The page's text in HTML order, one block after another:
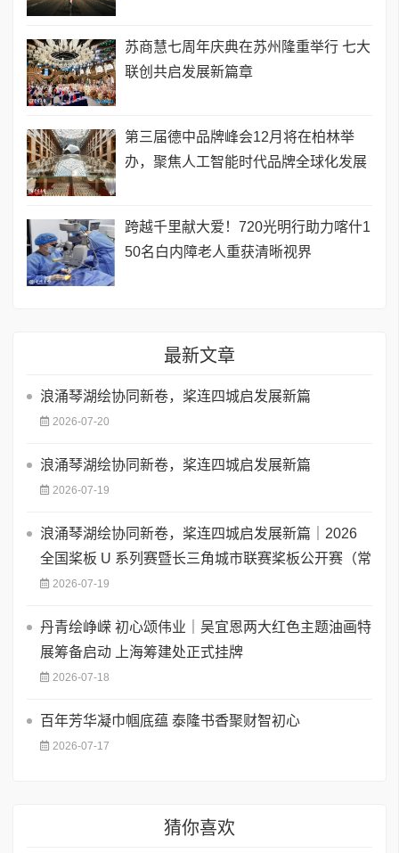
苏商慧七周年庆典在苏州隆重举行 七大
联创共启发展新篇章
第三届德中品牌峰会12月将在柏林举
办，聚焦人工智能时代品牌全球化发展
跨越千里献大爱！720光明行助力喀什1
50名白内障老人重获清晰视界
最新文章
浪涌琴湖绘协同新卷，桨连四城启发展新篇
2026-07-20
浪涌琴湖绘协同新卷，桨连四城启发展新篇
2026-07-19
浪涌琴湖绘协同新卷，桨连四城启发展新篇｜2026
全国桨板 U 系列赛暨长三角城市联赛桨板公开赛（常
2026-07-19
丹青绘峥嵘 初心颂伟业｜吴宜恩两大红色主题油画特
展筹备启动 上海筹建处正式挂牌
2026-07-18
百年芳华凝巾帼底蕴 泰隆书香聚财智初心
2026-07-17
猜你喜欢